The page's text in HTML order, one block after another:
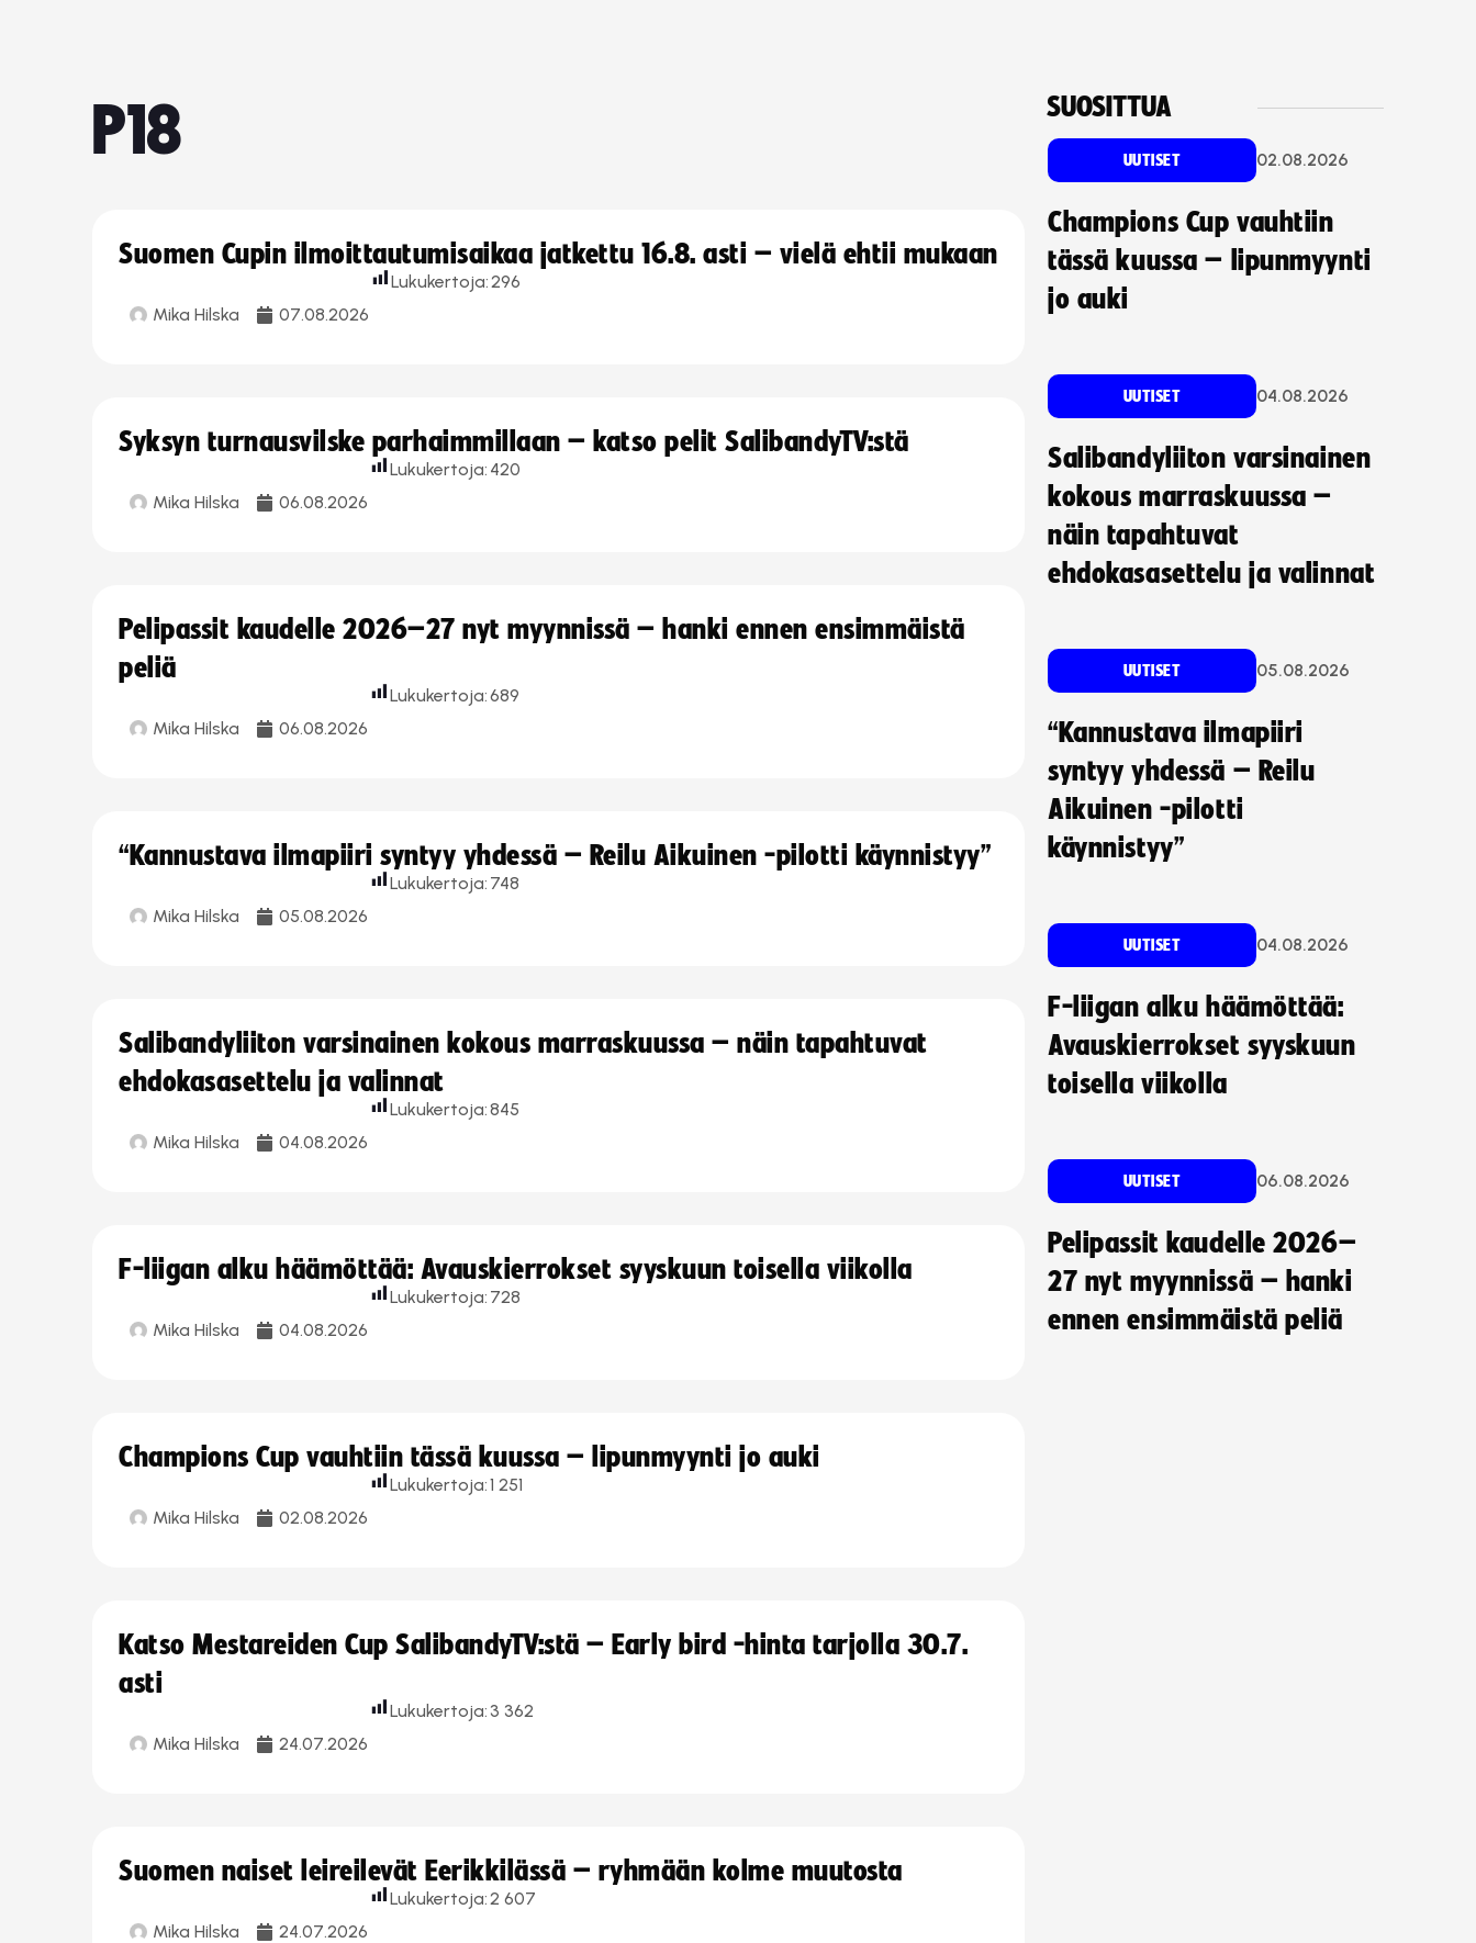
P18
Suomen Cupin ilmoittautumisaikaa jatkettu 16.8. asti – vielä ehtii mukaan
Mika Hilska 07.08.2026
Lukukertoja:296
Syksyn turnausvilske parhaimmillaan – katso pelit SalibandyTV:stä
Mika Hilska 06.08.2026
Lukukertoja: 420
Pelipassit kaudelle 2026–27 nyt myynnissä – hanki ennen ensimmäistä
peliä
Mika Hilska 06.08.2026
Lukukertoja:689
“Kannustava ilmapiiri syntyy yhdessä – Reilu Aikuinen -pilotti käynnistyy”
Mika Hilska 05.08.2026
Lukukertoja: 748
Salibandyliiton varsinainen kokous marraskuussa – näin tapahtuvat
ehdokasasettelu ja valinnat
Mika Hilska 04.08.2026
Lukukertoja:845
F-liigan alku häämöttää: Avauskierrokset syyskuun toisella viikolla
Mika Hilska 04.08.2026
Lukukertoja: 728
Champions Cup vauhtiin tässä kuussa – lipunmyynti jo auki
Mika Hilska 02.08.2026
Lukukertoja:1 251
Katso Mestareiden Cup SalibandyTV:stä – Early bird -hinta tarjolla 30.7.
asti
Mika Hilska 24.07.2026
Lukukertoja: 3 362
Suomen naiset leireilevät Eerikkilässä – ryhmään kolme muutosta
Mika Hilska 24.07.2026
Lukukertoja:2 607
SUOSITTUA
UUTISET 02.08.2026
Champions Cup vauhtiin
tässä kuussa – lipunmyynti
jo auki
UUTISET 04.08.2026
Salibandyliiton varsinainen
kokous marraskuussa –
näin tapahtuvat
ehdokasasettelu ja valinnat
UUTISET 05.08.2026
“Kannustava ilmapiiri
syntyy yhdessä – Reilu
Aikuinen -pilotti
käynnistyy”
UUTISET 04.08.2026
F-liigan alku häämöttää:
Avauskierrokset syyskuun
toisella viikolla
UUTISET 06.08.2026
Pelipassit kaudelle 2026–
27 nyt myynnissä – hanki
ennen ensimmäistä peliä